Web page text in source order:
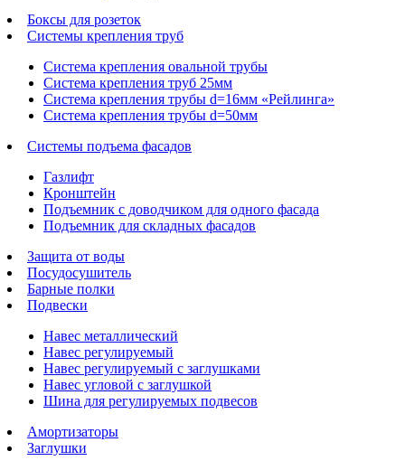
Боксы для розеток
Системы крепления труб
Система крепления овальной трубы
Система крепления труб 25мм
Система крепления трубы d=16мм «Рейлинга»
Система крепления трубы d=50мм
Системы подъема фасадов
Газлифт
Кронштейн
Подъемник с доводчиком для одного фасада
Подъемник для складных фасадов
Защита от воды
Посудосушитель
Барные полки
Подвески
Навес металлический
Навес регулируемый
Навес регулируемый с заглушками
Навес угловой с заглушкой
Шина для регулируемых подвесов
Амортизаторы
Заглушки